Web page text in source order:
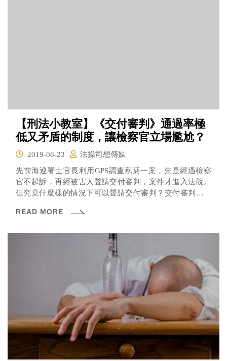
【刑法小教室】《交付審判》通過率極
低又矛盾的制度，讓檢察官立場尷尬？
2019-08-23
法操司想傳媒
先前海巡署士官長利用GPS調查私菸一案，先是經過檢察
官不起訴，再經被害人聲請交付審判，案件才進入法院。
但究竟什麼樣的情況下可以聲請交付審判？交付審判又有
READ MORE